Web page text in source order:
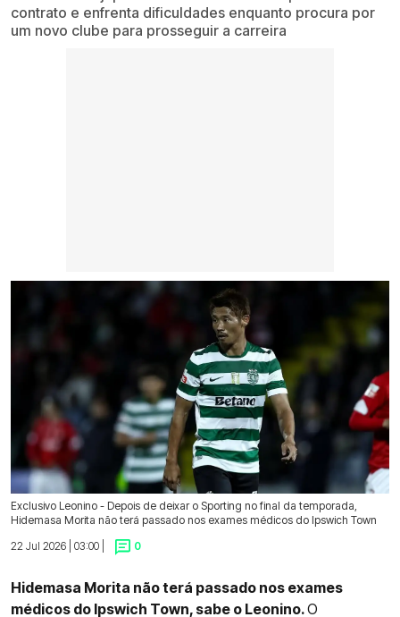
contrato e enfrenta dificuldades enquanto procura por
um novo clube para prosseguir a carreira
Exclusivo Leonino - Depois de deixar o Sporting no final da temporada,
Hidemasa Morita não terá passado nos exames médicos do Ipswich Town
22 Jul 2026 | 03:00 |
0
Hidemasa Morita não terá passado nos exames
médicos do Ipswich Town, sabe o Leonino.O